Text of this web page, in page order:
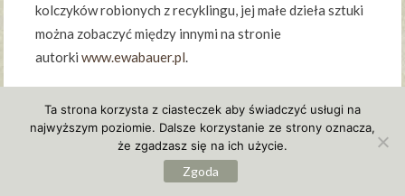
kolczyków robionych z recyklingu, jej małe dzieła sztuki
można zobaczyć między innymi na stronie
autorkiwww.ewabauer.pl
Chcę żyć inaczejto czwarta część sagiTułacze życie,
powieść historyczno-przygodowo-obyczajowa z nutką
romansu i dramatu, w której poznajemy dalsze losy
Ta strona korzysta z ciasteczek aby świadczyć usługi na
najwyższym poziomie. Dalsze korzystanie ze strony oznacza,
że zgadzasz się na ich użycie.
Zgoda